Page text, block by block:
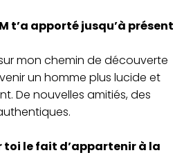
t’a apporté jusqu’à présent
mon chemin de découverte
un homme plus lucide et
De nouvelles amitiés, des
toi le fait d’appartenir à la